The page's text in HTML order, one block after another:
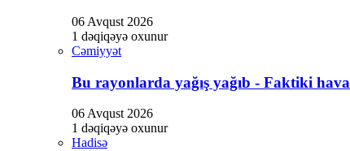
Hacklink satın al
Hacklink panel
Hacklink panel
Hacklink panel
06 Avqust 2026
1 dəqiqəyə oxunur
Cəmiyyət
Bu rayonlarda yağış yağıb - Faktiki hava
06 Avqust 2026
1 dəqiqəyə oxunur
Hadisə